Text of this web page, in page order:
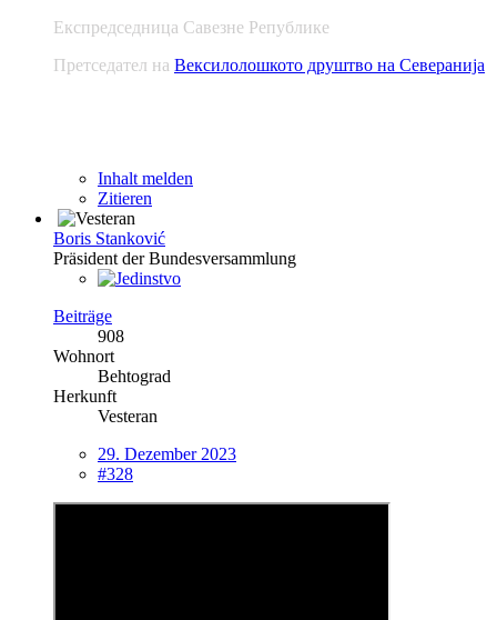
Експредседница Савезне Републике
Претседател на Вексилолошкото друштво на Северанија
Inhalt melden
Zitieren
Boris Stanković
Präsident der Bundesversammlung
Beiträge
908
Wohnort
Behtograd
Herkunft
Vesteran
29. Dezember 2023
#328